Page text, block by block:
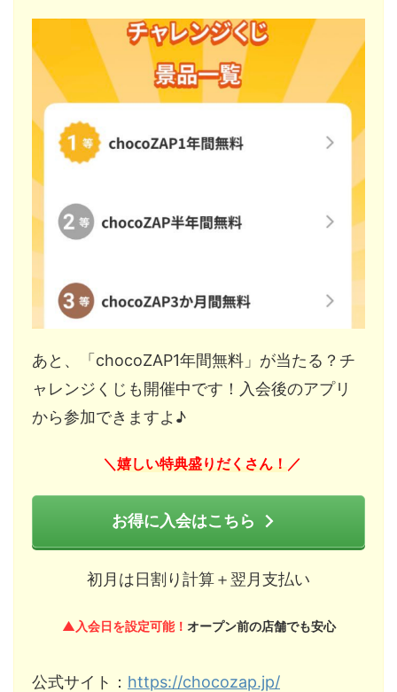
あと、「chocoZAP1年間無料」が当たる？チ
ャレンジくじも開催中です！入会後のアプリ
から参加できますよ♪
＼ 嬉しい特典盛りだくさん！ ／
お得に入会はこちら
初月は日割り計算＋翌月支払い
▲入会日を設定可能！ オープン前の店舗でも安心
公式サイト： https://chocozap.jp/